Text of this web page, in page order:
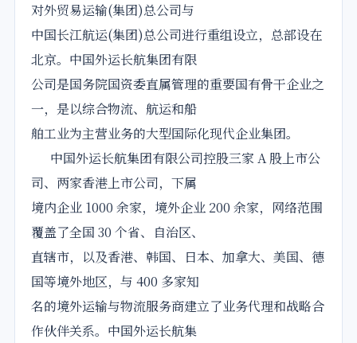
对外贸易运输(集团)总公司与
中国长江航运(集团)总公司进行重组设立，总部设在
北京。中国外运长航集团有限
公司是国务院国资委直属管理的重要国有骨干企业之
一，是以综合物流、航运和船
舶工业为主营业务的大型国际化现代企业集团。
中国外运长航集团有限公司控股三家 A 股上市公
司、两家香港上市公司，下属
境内企业 1000 余家，境外企业 200 余家，网络范围
覆盖了全国 30 个省、自治区、
直辖市，以及香港、韩国、日本、加拿大、美国、德
国等境外地区，与 400 多家知
名的境外运输与物流服务商建立了业务代理和战略合
作伙伴关系。中国外运长航集